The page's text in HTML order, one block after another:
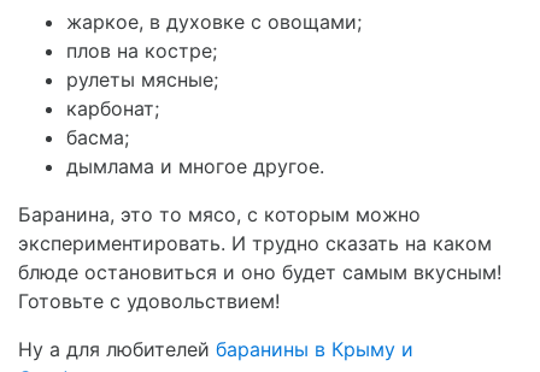
жаркое, в духовке с овощами;
плов на костре;
рулеты мясные;
карбонат;
басма;
дымлама и многое другое.
Баранина, это то мясо, с которым можно
экспериментировать. И трудно сказать на каком
блюде остановиться и оно будет самым вкусным!
Готовьте с удовольствием!
Ну а для любителей баранины в Крыму и